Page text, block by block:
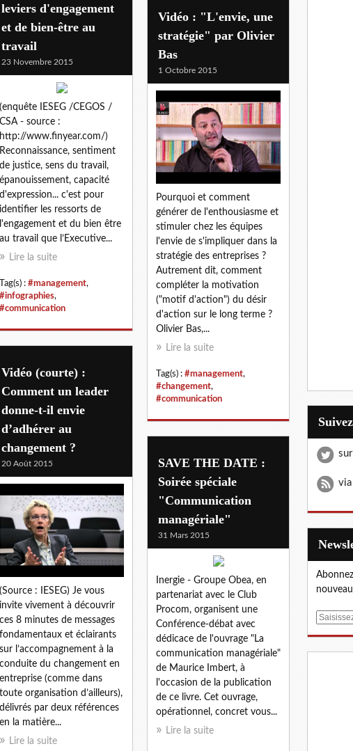
leviers d'engagement
et de bien-être au
travail
23 Novembre 2015
(enquête IESEG /CEGOS /
CSA - source :
http://www.finyear.com/)
Reconnaissance, sentiment
de justice, sens du travail,
épanouissement, capacité
d'expression... c'est pour
identifier les ressorts de
l'engagement et du bien être
au travail que l’Executive...
Lire la suite
Tag(s) : #management,
#infographies,
#communication
Vidéo : "L'envie, une
stratégie" par Olivier
Bas
1 Octobre 2015
Pourquoi et comment
générer de l'enthousiasme et
stimuler chez les équipes
l'envie de s'impliquer dans la
stratégie des entreprises ?
Autrement dit, comment
compléter la motivation
("motif d'action") du désir
d'action sur le long terme ?
Olivier Bas,...
Lire la suite
Tag(s) : #management,
#changement,
#communication
Vidéo (courte) :
Comment un leader
donne-t-il envie
d’adhérer au
changement ?
20 Août 2015
(Source : IESEG) Je vous
invite vivement à découvrir
ces 8 minutes de messages
fondamentaux et éclairants
sur l’accompagnement à la
conduite du changement en
entreprise (comme dans
toute organisation d’ailleurs),
délivrés par deux références
en la matière...
Lire la suite
SAVE THE DATE :
Soirée spéciale
"Communication
managériale"
31 Mars 2015
Inergie - Groupe Obea, en
partenariat avec le Club
Procom, organisent une
Conférence-débat avec
dédicace de l'ouvrage "La
communication managériale"
de Maurice Imbert, à
l'occasion de la publication
de ce livre. Cet ouvrage,
opérationnel, concret vous...
Lire la suite
via
E